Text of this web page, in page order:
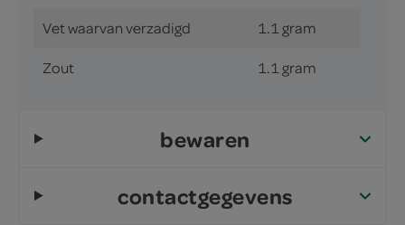
Vet waarvan verzadigd 1.1 gram
Zout 1.1 gram
bewaren
contactgegevens